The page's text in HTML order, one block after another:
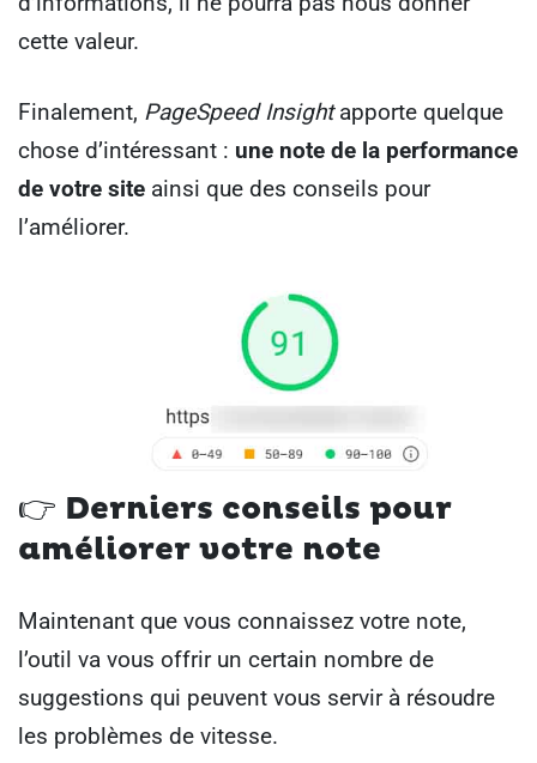
cette valeur.
Finalement, PageSpeed Insightapporte quelque
chose d’intéressant : une note de la performance
de votre site ainsi que des conseils pour
l’améliorer.
👉 Derniers conseils pour
améliorer votre note
Maintenant que vous connaissez votre note,
l’outil va vous offrir un certain nombre de
suggestions qui peuvent vous servir à résoudre
les problèmes de vitesse.